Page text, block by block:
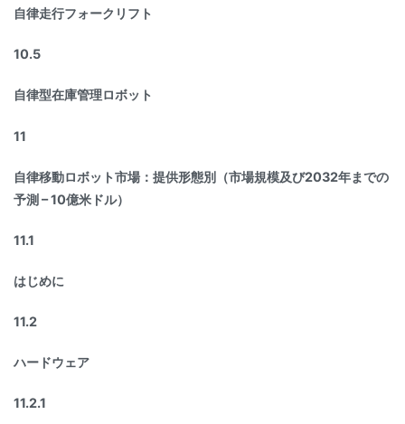
自律走行フォークリフト
10.5
自律型在庫管理ロボット
11
自律移動ロボット市場：提供形態別（市場規模及び2032年までの
予測 – 10億米ドル）
11.1
はじめに
11.2
ハードウェア
11.2.1